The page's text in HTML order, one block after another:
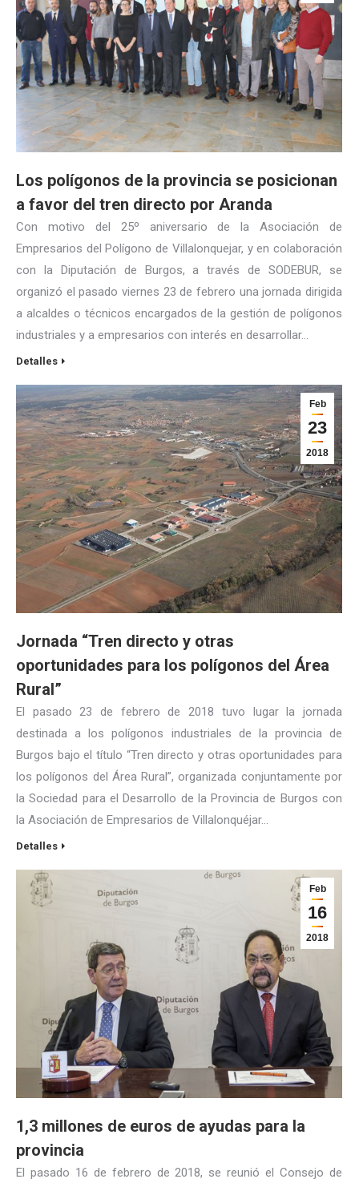
Los polígonos de la provincia se posicionan
a favor del tren directo por Aranda
Con motivo del 25º aniversario de la Asociación de
Empresarios del Polígono de Villalonquejar, y en colaboración
con la Diputación de Burgos, a través de SODEBUR, se
organizó el pasado viernes 23 de febrero una jornada dirigida
a alcaldes o técnicos encargados de la gestión de polígonos
industriales y a empresarios con interés en desarrollar…
Detalles
Feb
23
2018
Jornada “Tren directo y otras
oportunidades para los polígonos del Área
Rural”
El pasado 23 de febrero de 2018 tuvo lugar la jornada
destinada a los polígonos industriales de la provincia de
Burgos bajo el título “Tren directo y otras oportunidades para
los polígonos del Área Rural”, organizada conjuntamente por
la Sociedad para el Desarrollo de la Provincia de Burgos con
la Asociación de Empresarios de Villalonquéjar…
Detalles
Feb
16
2018
1,3 millones de euros de ayudas para la
provincia
El pasado 16 de febrero de 2018, se reunió el Consejo de